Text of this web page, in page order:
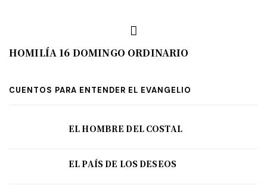
HOMILÍA 16 DOMINGO ORDINARIO
CUENTOS PARA ENTENDER EL EVANGELIO
EL HOMBRE DEL COSTAL
EL PAÍS DE LOS DESEOS